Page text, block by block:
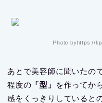
Photo byhttps://
あとで美容師に聞いたの
程度の 「型」
を作ってか
感をくっきりしていると